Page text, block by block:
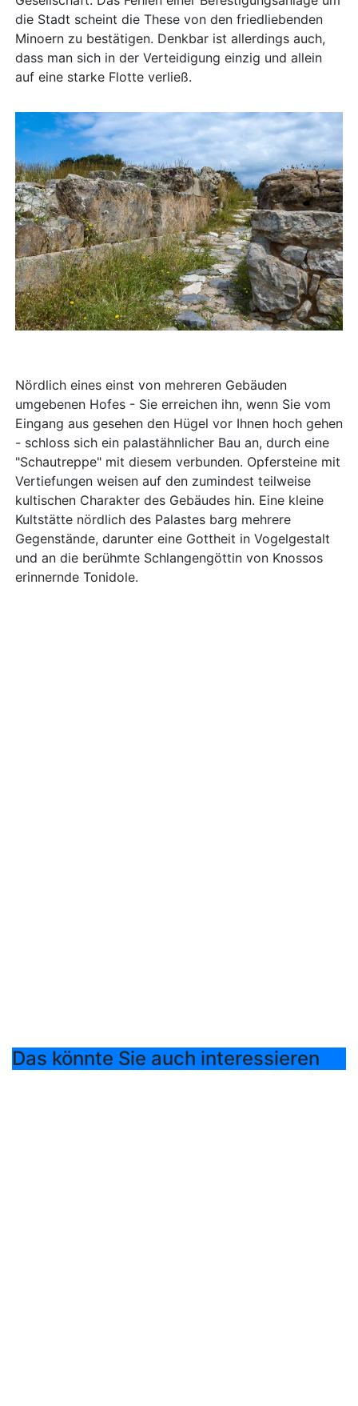
die Stadt scheint die These von den friedliebenden
Minoern zu bestätigen. Denkbar ist allerdings auch,
dass man sich in der Verteidigung einzig und allein
auf eine starke Flotte verließ.
Nördlich eines einst von mehreren Gebäuden
umgebenen Hofes - Sie erreichen ihn, wenn Sie vom
Eingang aus gesehen den Hügel vor Ihnen hoch gehen
- schloss sich ein palastähnlicher Bau an, durch eine
"Schautreppe" mit diesem verbunden. Opfersteine mit
Vertiefungen weisen auf den zumindest teilweise
kultischen Charakter des Gebäudes hin. Eine kleine
Kultstätte nördlich des Palastes barg mehrere
Gegenstände, darunter eine Gottheit in Vogelgestalt
und an die berühmte Schlangengöttin von Knossos
erinnernde Tonidole.
Das könnte Sie auch interessieren